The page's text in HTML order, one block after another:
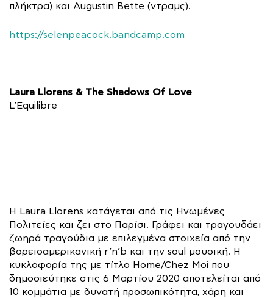
πλήκτρα) και Augustin Bette (ντραμς).
https://selenpeacock.bandcamp.com
Laura Llorens & The Shadows Of Love
L’Equilibre
Η Laura Llorens κατάγεται από τις Ηνωμένες
Πολιτείες και ζει στο Παρίσι. Γράφει και τραγουδάει
ζωηρά τραγούδια με επιλεγμένα στοιχεία από την
βορειοαμερικανική r’n’b και την soul μουσική. Η
κυκλοφορία της με τίτλο Home/Chez Moi που
δημοσιεύτηκε στις 6 Μαρτίου 2020 αποτελείται από
10 κομμάτια με δυνατή προσωπικότητα, χάρη και